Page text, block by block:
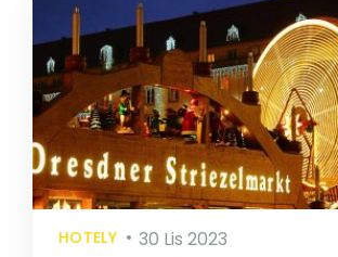
HOTELY 30 Lis 2023